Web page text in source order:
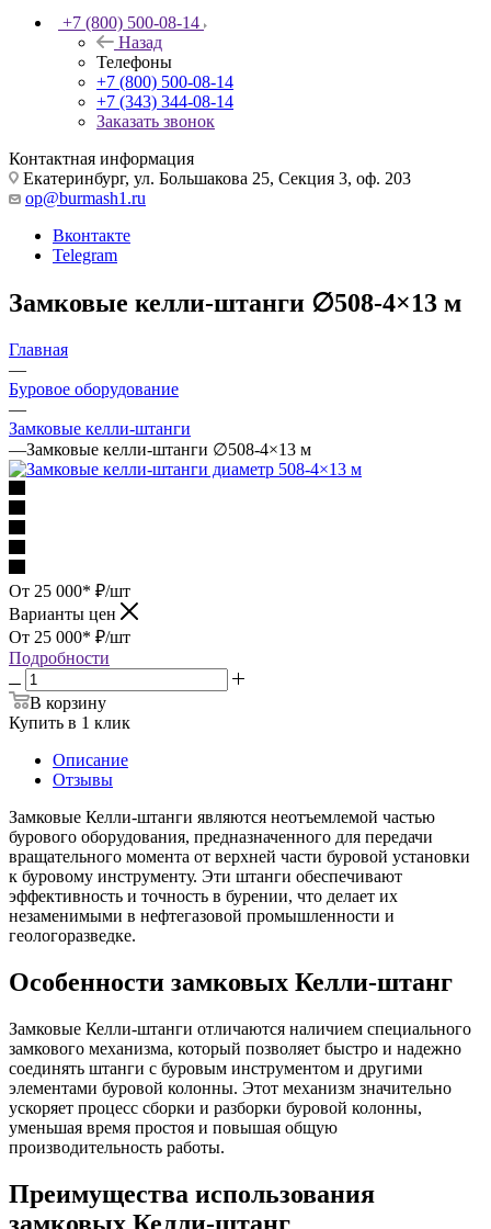
+7 (800) 500-08-14
Назад
Телефоны
+7 (800) 500-08-14
+7 (343) 344-08-14
Заказать звонок
Контактная информация
Екатеринбург, ул. Большакова 25, Секция 3, оф. 203
op@burmash1.ru
Вконтакте
Telegram
Замковые келли-штанги ∅508-4×13 м
Главная
—
Буровое оборудование
—
Замковые келли-штанги
—Замковые келли-штанги ∅508-4×13 м
От 25 000* ₽/шт
Варианты цен
От 25 000* ₽/шт
Подробности
В корзину
Купить в 1 клик
Описание
Отзывы
Замковые Келли-штанги являются неотъемлемой частью
бурового оборудования, предназначенного для передачи
вращательного момента от верхней части буровой установки
к буровому инструменту. Эти штанги обеспечивают
эффективность и точность в бурении, что делает их
незаменимыми в нефтегазовой промышленности и
геологоразведке.
Особенности замковых Келли-штанг
Замковые Келли-штанги отличаются наличием специального
замкового механизма, который позволяет быстро и надежно
соединять штанги с буровым инструментом и другими
элементами буровой колонны. Этот механизм значительно
ускоряет процесс сборки и разборки буровой колонны,
уменьшая время простоя и повышая общую
производительность работы.
Преимущества использования
замковых Келли-штанг